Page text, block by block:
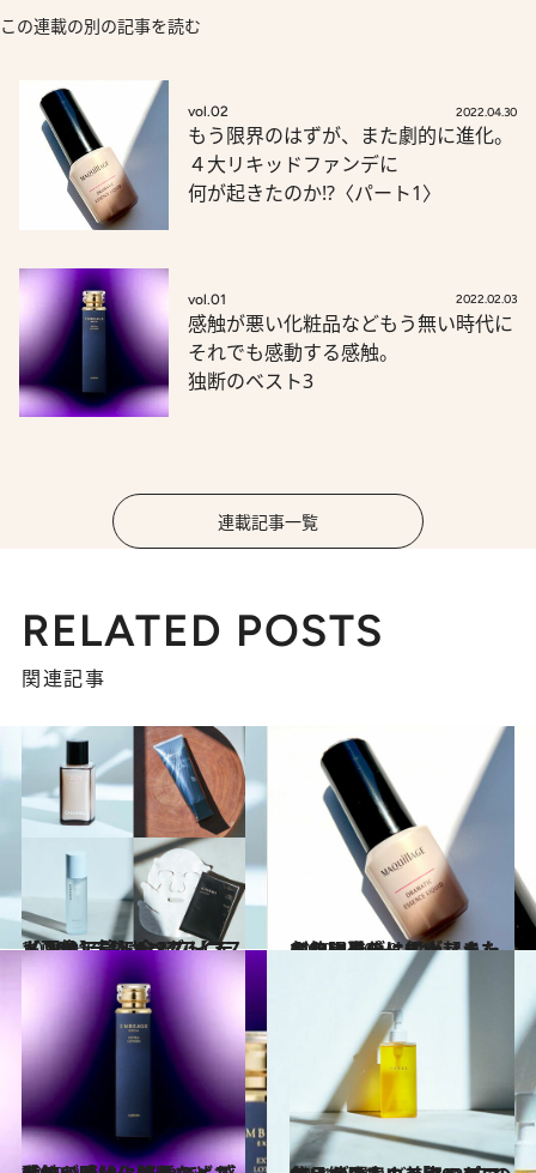
この連載の別の記事を読む
vol.02 2022.04.30
もう限界のはずが、また劇的に進化。
４大リキッドファンデに
何が起きたのか!?〈パート1〉
vol.01 2022.02.03
感触が悪い化粧品などもう無い時代に
それでも感動する感触。
独断のベスト3
連載記事一覧
RELATED POSTS
関連記事
2021.12.14
【画像】CREAベストコスメ 2021ランキング 【スキンケア篇】全27アイテム
ビューティ＆ヘルス 2022.4.30
もう限界のはずが、また劇的に進化。４大リキッドファンデに何が起きたのか!?〈パート1〉
ビューティ＆ヘルス